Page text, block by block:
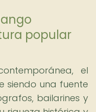
popular
el
siendo una fuente
bailarines y